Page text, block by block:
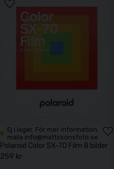
Ej i lager. För mer information,
maila info@mattssonsfoto.se
Polaroid Color SX-70 Film 8 bilder
259 kr